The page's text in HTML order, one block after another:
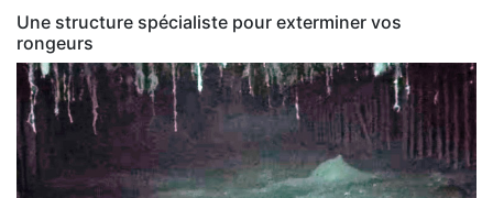
Une structure spécialiste pour exterminer vos
rongeurs